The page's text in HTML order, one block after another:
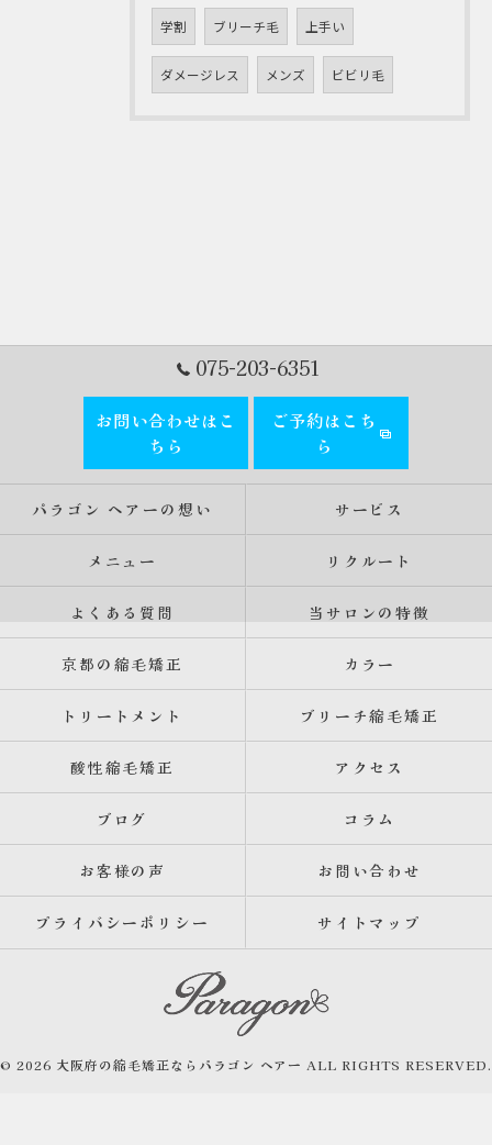
学割 ブリーチ毛 上手い
ダメージレス メンズ ビビリ毛
075-203-6351
お問い合わせはこ
ちら
ご予約はこち
ら
パラゴン ヘアーの想い サービス
メニュー リクルート
よくある質問 当サロンの特徴
京都の縮毛矯正 カラー
トリートメント ブリーチ縮毛矯正
酸性縮毛矯正 アクセス
ブログ コラム
お客様の声 お問い合わせ
プライバシーポリシー サイトマップ
© 2026 大阪府の縮毛矯正ならパラゴン ヘアー ALL RIGHTS RESERVED.